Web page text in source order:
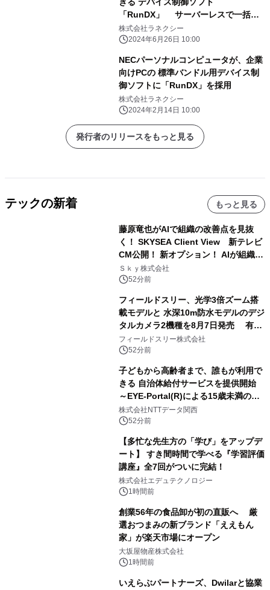
「RunDX」 サーバーレスで一括配
信を実現する無償ツールを 2024年6月
26日より提供開始
株式会社ラネクシー
2024年6月26日 10:00
NECパーソナルコンピュータが、企業
向けPCの 標準バンドル用デバイス制
御ソフトに「RunDX」を採用
株式会社ラネクシー
2024年2月14日 10:00
発行者のリリースをもっと見る
テックの新着 もっと見る
藤原竜也がAIで組織の改善点を見抜
く！ SKYSEA Client View 新テレビ
CM公開！ 新オプション！ AIが組織の
業務実態を分析し労務改善を支援。 藤
原竜也メイキング動画公開 「もしAIが
る自信がある」「昨年の夏はカブトム
シを捕まえたり、虫と戦ったり…」
Ｓｋｙ株式会社
52分前
フィールドスリー、光学3倍ズーム搭
載モデルと 水深10m防水モデルのデジ
タルカメラ2機種を8月7日発売 有効
約1300万画素、用途別に選べるコンデ
ジ新登場
フィールドスリー株式会社
52分前
子どもから高齢者まで、誰もが利用で
きる 自治体給付サービスを提供開始
～EYE-Portal(R)による15歳未満の本
人認証と デジタルデバイド対策で実現
～
株式会社NTTデータ関西
52分前
【多忙な先生方の「学び」をアップデ
ート】 すき間時間で学べる『学習評価
講座』全7回がついに完結！
株式会社エデュテクノロジー
1時間前
創業56年の食品卸が初の直販へ 厳
選おつまみの新ブランド「ええもん
家」が楽天市場にオープン
大坂屋物産株式会社
1時間前
いえらぶパートナーズ、Dwilarと協業